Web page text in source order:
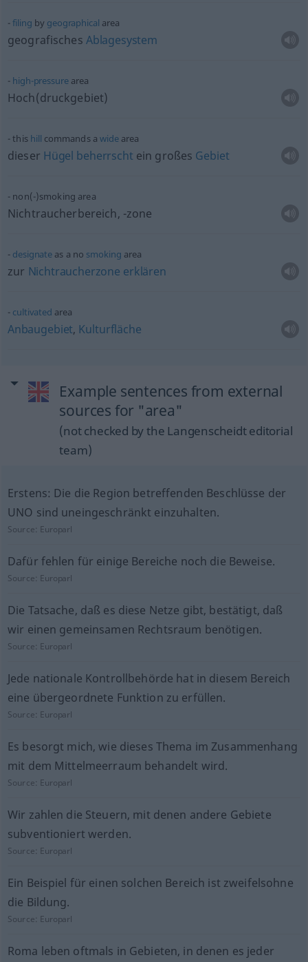
filing by geographical area
geografisches Ablagesystem
high-pressurearea
Hoch(druckgebiet)
this hill commands awidearea
dieser Hügel beherrscht ein großes Gebiet
non(-)smoking area
Nichtraucherbereich, -zone
designate as a no smoking area
zur Nichtraucherzone erklären
cultivated area
Anbaugebiet, Kulturfläche
Example sentences from external
sources for "area"
(not checked by the Langenscheidt editorial
team)
Erstens: Die die Region betreffenden Beschlüsse der
UNO sind uneingeschränkt einzuhalten.
Source: Europarl
Dafür fehlen für einige Bereiche noch die Beweise.
Source: Europarl
Die Tatsache, daß es diese Netze gibt, bestätigt, daß
wir einen gemeinsamen Rechtsraum benötigen.
Source: Europarl
Jede nationale Kontrollbehörde hat in diesem Bereich
eine übergeordnete Funktion zu erfüllen.
Source: Europarl
Es besorgt mich, wie dieses Thema im Zusammenhang
mit dem Mittelmeerraum behandelt wird.
Source: Europarl
Wir zahlen die Steuern, mit denen andere Gebiete
subventioniert werden.
Source: Europarl
Ein Beispiel für einen solchen Bereich ist zweifelsohne
die Bildung.
Source: Europarl
Roma leben oftmals in Gebieten, in denen es jeder